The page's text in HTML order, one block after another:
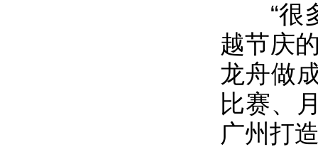
“很多
越节庆
龙舟做
比赛、
广州打